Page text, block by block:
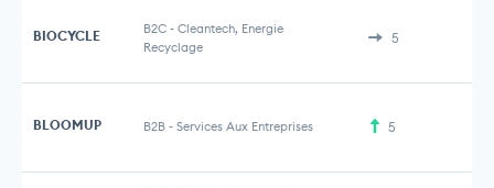
BIOCYCLE B2C - Cleantech, Energie
Recyclage
5
BLOOMUP B2B - Services Aux Entreprises 5